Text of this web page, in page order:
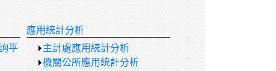
平
應用統計分析
主計處應用統計分析
機關公所應用統計分析